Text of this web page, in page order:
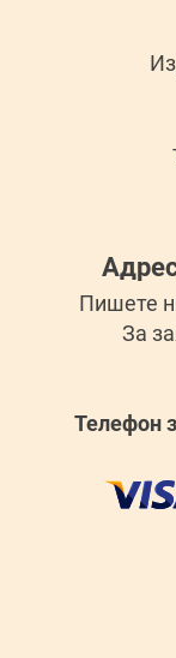
Пишете
За
Телефон